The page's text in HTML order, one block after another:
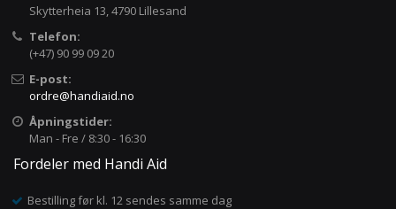
Skytterheia 13, 4790 Lillesand
Telefon:
(+47) 90 99 09 20
E-post:
ordre@handiaid.no
Åpningstider:
Man - Fre / 8:30 - 16:30
Fordeler med Handi Aid
Bestilling før kl. 12 sendes samme dag